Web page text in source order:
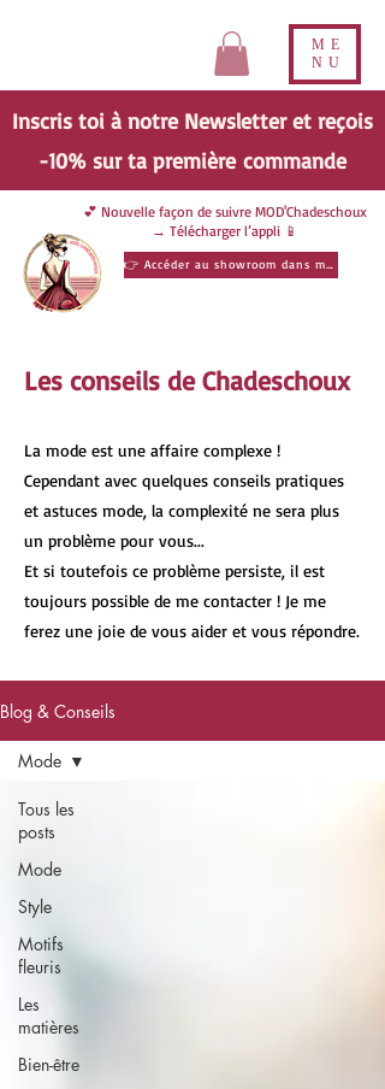
ME
NU
Inscris toi à notre Newsletter et reçois
-10% sur ta premièrecommande
💕 Nouvelle façon de suivre MOD'Chadeschoux
→ Télécharger l’appli 📱
👉 Accéder au showroom dans ma poche
Les conseils de Chadeschoux
La mode est une affaire complexe !
Cependant avec quelques conseils pratiques
et astuces mode, la complexité ne sera plus
un problème pour vous...
Et si toutefois ce problème persiste, il est
toujours possible de me contacter ! Je me
ferez une joie de vous aider et vous répondre.
Blog & Conseils
Tous les
posts
Mode
Style
Motifs
fleuris
Les
matières
Bien-être
Mode